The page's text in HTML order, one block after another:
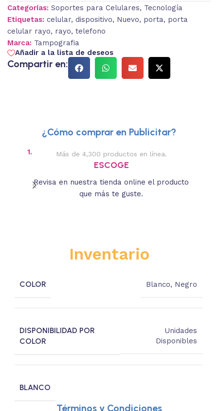
Categorías: Soportes para Celulares, Tecnología
Etiquetas: celular, dispositivo, Nuevo, porta, porta
celular rayo, rayo, telefono
Marca: Tampografia
Añadir a la lista de deseos
Compartir en:
¿Cómo comprar en Publicitar?
1. Más de 4,300 productos en línea.
ESCOGE
Revisa en nuestra tienda online el producto
que más te guste.
Inventario
COLOR Blanco, Negro
DISPONIBILIDAD POR
COLOR
Unidades
Disponibles
BLANCO
Términos y Condiciones